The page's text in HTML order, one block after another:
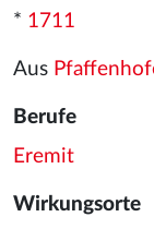
* 1711
Aus
Berufe
Eremit
Wirkungsorte